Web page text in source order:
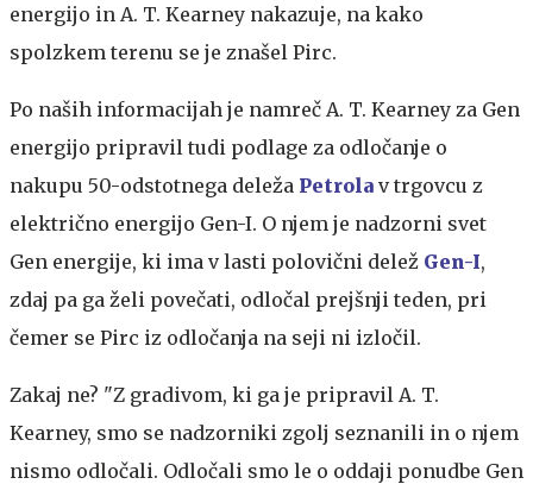
energijo in A. T. Kearney nakazuje, na kako
spolzkem terenu se je znašel Pirc.
Po naših informacijah je namreč A. T. Kearney za Gen
energijo pripravil tudi podlage za odločanje o
nakupu 50-odstotnega deleža Petrola v trgovcu z
električno energijo Gen-I. O njem je nadzorni svet
Gen energije, ki ima v lasti polovični delež Gen-I,
zdaj pa ga želi povečati, odločal prejšnji teden, pri
čemer se Pirc iz odločanja na seji ni izločil.
Zakaj ne? "Z gradivom, ki ga je pripravil A. T.
Kearney, smo se nadzorniki zgolj seznanili in o njem
nismo odločali. Odločali smo le o oddaji ponudbe Gen